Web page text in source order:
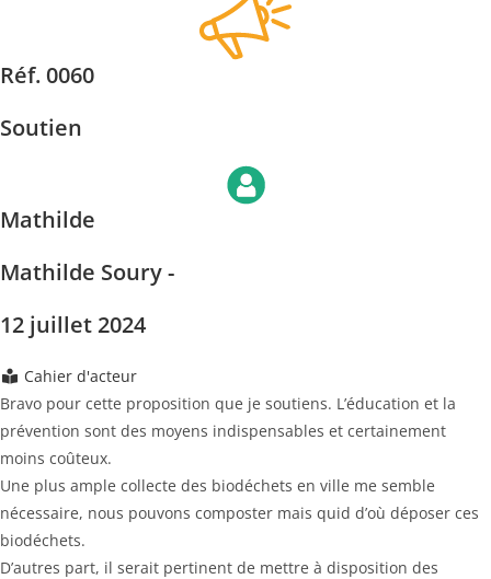
Réf. 0060
Soutien
Mathilde
Mathilde Soury -
12 juillet 2024
Cahier d'acteur
Bravo pour cette proposition que je soutiens. L’éducation et la
prévention sont des moyens indispensables et certainement
moins coûteux.
Une plus ample collecte des biodéchets en ville me semble
nécessaire, nous pouvons composter mais quid d’où déposer ces
biodéchets.
D’autres part, il serait pertinent de mettre à disposition des